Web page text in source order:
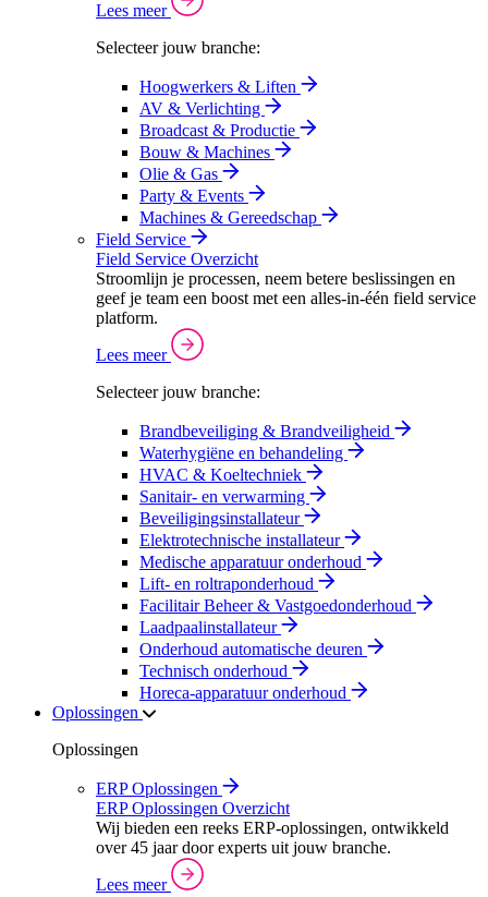
Lees meer
Selecteer jouw branche:
Hoogwerkers & Liften
AV & Verlichting
Broadcast & Productie
Bouw & Machines
Olie & Gas
Party & Events
Machines & Gereedschap
Field Service
Field Service Overzicht
Stroomlijn je processen, neem betere beslissingen en
geef je team een boost met een alles-in-één field service
platform.
Lees meer
Selecteer jouw branche:
Brandbeveiliging & Brandveiligheid
Waterhygiëne en behandeling
HVAC & Koeltechniek
Sanitair- en verwarming
Beveiligingsinstallateur
Elektrotechnische installateur
Medische apparatuur onderhoud
Lift- en roltraponderhoud
Facilitair Beheer & Vastgoedonderhoud
Laadpaalinstallateur
Onderhoud automatische deuren
Technisch onderhoud
Horeca-apparatuur onderhoud
Oplossingen
Oplossingen
ERP Oplossingen
ERP Oplossingen Overzicht
Wij bieden een reeks ERP-oplossingen, ontwikkeld
over 45 jaar door experts uit jouw branche.
Lees meer